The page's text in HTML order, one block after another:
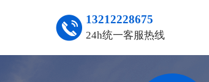
13212228675
24h统一客服热线